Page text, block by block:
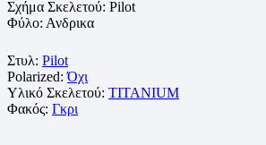
Σχήμα Σκελετού: Pilot
Φύλο: Ανδρικα
Στυλ: Pilot
Polarized:Όχι
Υλικό Σκελετού: TITANIUM
Φακός: Γκρι